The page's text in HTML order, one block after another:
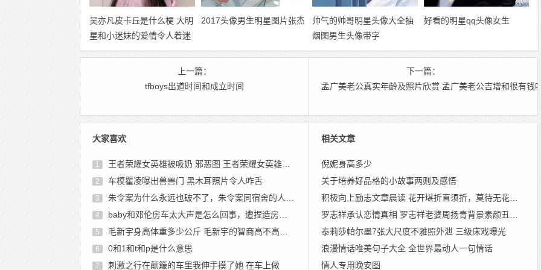
吴亦凡皮卡丘是什么梗 大明
星和小迷妹的爱情令人着迷
2017头像男生明星图片张杰
帅气的帅哥明星头像大全抽
烟图男生头像带字
好看的明星qq头像女生
上一篇：
tfboys出道时间和成立时间
下一篇：
孟广美老公真实年龄及照片欣赏 孟广美老公吉增和很有钱
大家喜欢
1 王者荣耀女英雄被吸奶 邪恶图 王者荣耀女英雄福利图
2 车模瞿凌曝出兽兽门 黑木耳照片令人咋舌
3 朱令案为什么永远也破不了，朱令案同宿舍的人现状
4 baby和邓伦房车太大声是怎么回事，遭捏造房车事件和现场照
5 毛新宇身高体重多少公斤 毛新宇的智商高不高真相
6 0和1和t和p是什么意思
7 刺激之行在颠簸的车里我伸手摸了她 在车上做
相关文章
倪妮身高多少
关于培养好品格的小故事两则及感悟
泰莉莎帕尔墨7张大尺度不雅照外泄 三级床戏曝光
浪漫情话唯美句子大全 全世界最动人一句情话
情人专用晚安图